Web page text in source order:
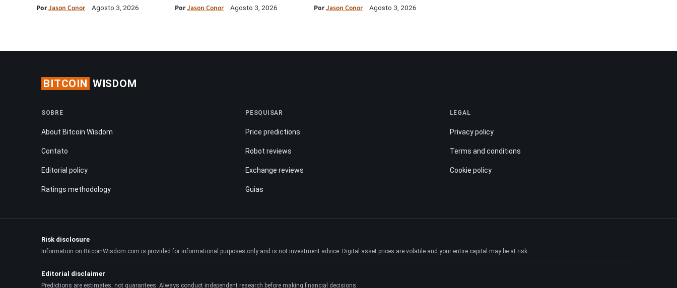
PorJason Conor Agosto 3, 2026 PorJason Conor Agosto 3, 2026 PorJason Conor Agosto 3, 2026
BITCOIN WISDOM
SOBRE
About Bitcoin Wisdom
Contato
Editorial policy
Ratings methodology
PESQUISAR
Price predictions
Robot reviews
Exchange reviews
Guias
LEGAL
Privacy policy
Terms and conditions
Cookie policy
Risk disclosure
Information on BitcoinWisdom.com is provided for informational purposes only and is not investment advice. Digital asset prices are volatile and your entire capital may be at risk.
Editorial disclaimer
Predictions are estimates, not guarantees. Always conduct independent research before making financial decisions.